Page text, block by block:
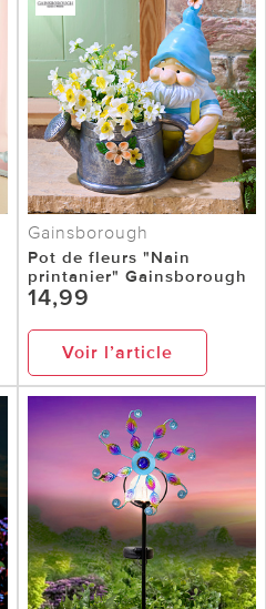
Gainsborough
Pot de fleurs "Nain
printanier" Gainsborough
14,99
Voir l’article